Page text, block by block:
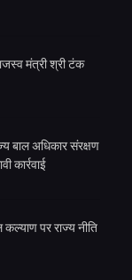
मंत्री श्री टंक
बाल अधिकार संरक्षण
कार्रवाई
पर राज्य नीति